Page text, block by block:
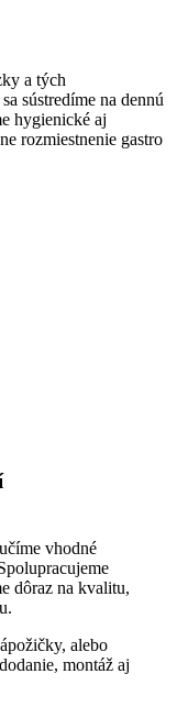
a tých
sústredíme na dennú
hygienické aj
rozmiestnenie gastro
vhodné
dôraz na kvalitu,
alebo
montáž aj